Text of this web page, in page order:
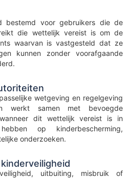
bestemd voor gebruikers die de
die wettelijk vereist is om de
waarvan is vastgesteld dat ze
kunnen zonder voorafgaande
wetgeving en regelgeving
werkt samen met bevoegde
wanneer dit wettelijk vereist is in
op kinderbescherming,
onderzoeken.
uitbuiting, misbruik of